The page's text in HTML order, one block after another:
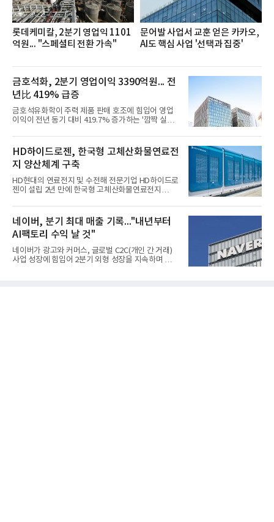
롯데케미칼, 2분기 영업익 1101
억원... "스페셜티 전환 가속"
문어발 사업서 교훈 얻은 카카오,
AI도 핵심 사업 '선택과 집중'
금호석화, 2분기 영업이익 3390억원... 전
년比 419% 급증
금호석유화학이 주력 제품 판매 호조에 힘입어 영업
이익이 전년 동기 대비 419.7% 증가하는 '깜짝 실
업이익이 3390억원으로 지난해 동기보다 419.7% 증
가한 것으로 잠정 집계됐다고 7일 공시했다.매출은 2
조2682억원으로 지난해 동기 대비 27.9% 증가했다.
순이익은 3004억원으로 420.4% 늘었다.이번 호실적
은 주력 제품인 NB라텍스와 합성수지 판매 호조가 견
인한 것으로 풀이된다. 미국의 중국산 의료용 고무장
갑 관세 인상 이후 동남아 장갑업체의 가동률이 높아
성이 개선됐다.금호석유
HD하이드로젠, 한국형 고체산화물연료전
지 양산체계 구축
HD현대의 연료전지 및 수전해 전문기업 HD하이드로
젠이 설립 2년 만에 한국형 고체산화물연료전지
본격적인 시장 공략에 나선다.HD하이드로젠은 최근
한국전기안전공사(KESCO)로부터 SOFC 발전설비
‘HD250’과 ‘HD300’, 제조시설에 대한 사용전검사를
완료하고 제품 양산체계 구축했다고 밝혔다.HD250
과 HD300은 각각 249kW급과 285kW급의 중소형 발
전용 SOFC 제품이다. 이번 검사를 통해 HD하이드로
젠은 제품과 제조시설의 전기설비 안전성과 적합성을
네이버, 분기 최대 매출 기록..."내년부터
AI팩토리 수익 날 것"
네이버가 광고와 커머스, 글로벌 C2C(개인 간 거래)
사업 성장에 힘입어 2분기 외형 성장을 지속하며 역대